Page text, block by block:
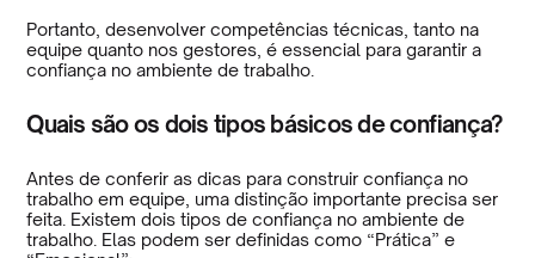
Portanto, desenvolver competências técnicas, tanto na
equipe quanto nos gestores, é essencial para garantir a
confiança no ambiente de trabalho.
Quais são os dois tipos básicos de confiança?
Antes de conferir as dicas para construir confiança no
trabalho em equipe, uma distinção importante precisa ser
feita. Existem dois tipos de confiança no ambiente de
trabalho. Elas podem ser definidas como “Prática” e